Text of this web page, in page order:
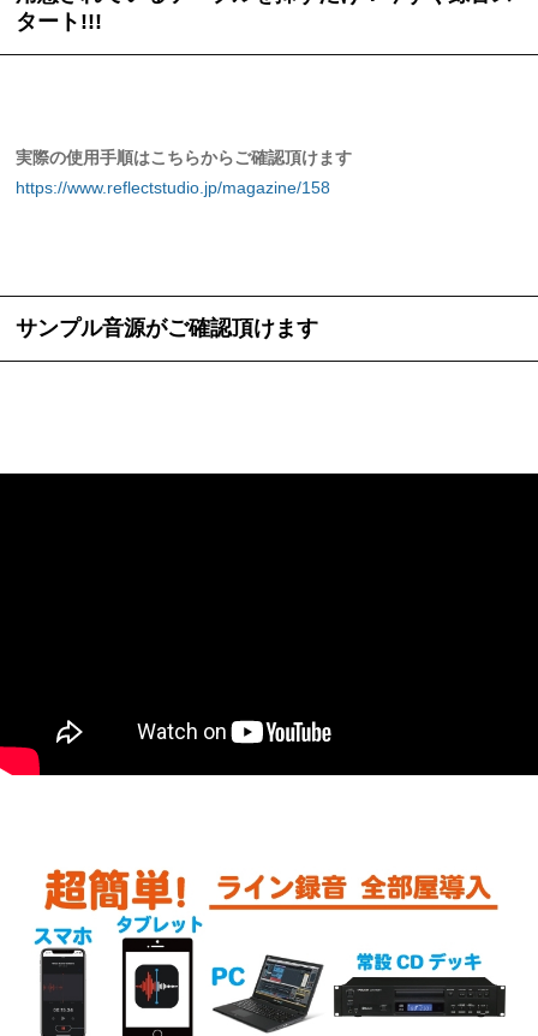
タート!!!
実際の使用手順はこちらからご確認頂けます
https://www.reflectstudio.jp/magazine/158
サンプル音源がご確認頂けます